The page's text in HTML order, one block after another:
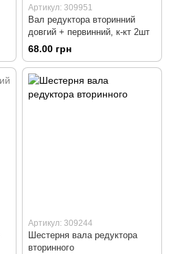
Артикул: 309951
Вал редуктора вторинний
довгий + первинний, к-кт 2шт
68.00 грн
Артикул: 309244
Шестерня вала редуктора
вторинного